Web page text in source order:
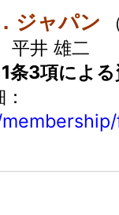
ジャパン
平井 雄二
条3項によ